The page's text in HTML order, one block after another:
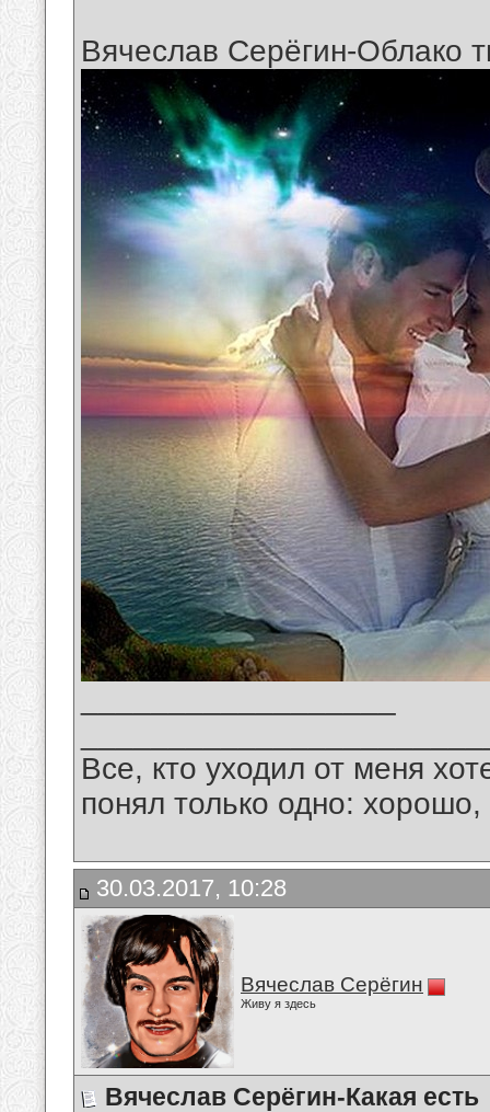
Вячеслав Серёгин-Облако
Все, кто уходил от меня
понял только одно:
30.03.2017, 10:28
Вячеслав Серёгин
Живу я здесь
Вячеслав Серёгин-Какая есть